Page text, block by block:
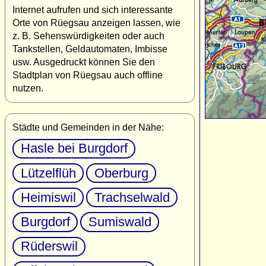
Internet aufrufen und sich interessante
Orte von Rüegsau anzeigen lassen, wie
z. B. Sehenswürdigkeiten oder auch
Tankstellen, Geldautomaten, Imbisse
usw. Ausgedruckt können Sie den
Stadtplan von Rüegsau auch offline
nutzen.
Städte und Gemeinden in der Nähe:
Hasle bei Burgdorf
Lützelflüh
Oberburg
Heimiswil
Trachselwald
Burgdorf
Sumiswald
Rüderswil